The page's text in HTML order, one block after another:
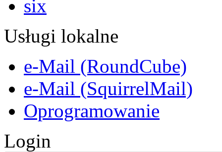
Usługi lokalne
e-Mail (RoundCube)
e-Mail (SquirrelMail)
Oprogramowanie
Login